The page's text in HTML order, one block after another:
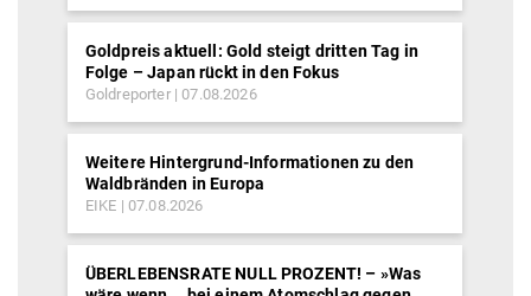
Goldpreis aktuell: Gold steigt dritten Tag in
Folge – Japan rückt in den Fokus
Goldreporter 07.08.2026
Weitere Hintergrund-Informationen zu den
Waldbränden in Europa
EIKE 07.08.2026
ÜBERLEBENSRATE NULL PROZENT! – »Was